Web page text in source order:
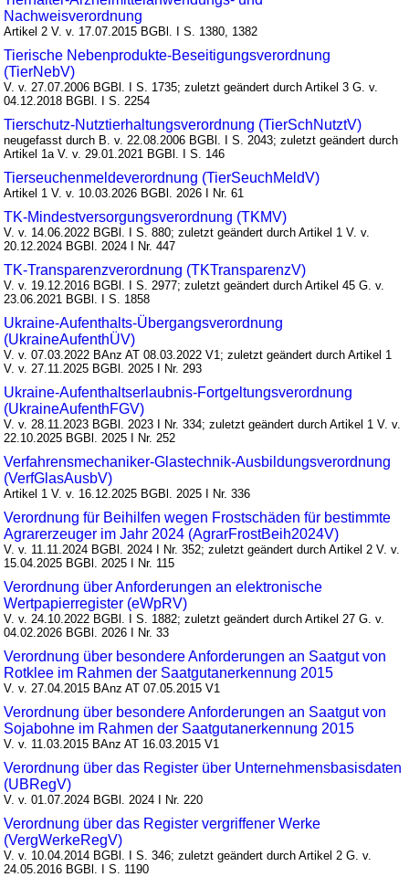
Nachweisverordnung
Artikel 2 V. v. 17.07.2015 BGBl. I S. 1380, 1382
Tierische Nebenprodukte-Beseitigungsverordnung
(TierNebV)
V. v. 27.07.2006 BGBl. I S. 1735; zuletzt geändert durch Artikel 3 G. v.
04.12.2018 BGBl. I S. 2254
Tierschutz-Nutztierhaltungsverordnung (TierSchNutztV)
neugefasst durch B. v. 22.08.2006 BGBl. I S. 2043; zuletzt geändert durch
Artikel 1a V. v. 29.01.2021 BGBl. I S. 146
Tierseuchenmeldeverordnung (TierSeuchMeldV)
Artikel 1 V. v. 10.03.2026 BGBl. 2026 I Nr. 61
TK-Mindestversorgungsverordnung (TKMV)
V. v. 14.06.2022 BGBl. I S. 880; zuletzt geändert durch Artikel 1 V. v.
20.12.2024 BGBl. 2024 I Nr. 447
TK-Transparenzverordnung (TKTransparenzV)
V. v. 19.12.2016 BGBl. I S. 2977; zuletzt geändert durch Artikel 45 G. v.
23.06.2021 BGBl. I S. 1858
Ukraine-Aufenthalts-Übergangsverordnung
(UkraineAufenthÜV)
V. v. 07.03.2022 BAnz AT 08.03.2022 V1; zuletzt geändert durch Artikel 1
V. v. 27.11.2025 BGBl. 2025 I Nr. 293
Ukraine-Aufenthaltserlaubnis-Fortgeltungsverordnung
(UkraineAufenthFGV)
V. v. 28.11.2023 BGBl. 2023 I Nr. 334; zuletzt geändert durch Artikel 1 V. v.
22.10.2025 BGBl. 2025 I Nr. 252
Verfahrensmechaniker-Glastechnik-Ausbildungsverordnung
(VerfGlasAusbV)
Artikel 1 V. v. 16.12.2025 BGBl. 2025 I Nr. 336
Verordnung für Beihilfen wegen Frostschäden für bestimmte
Agrarerzeuger im Jahr 2024 (AgrarFrostBeih2024V)
V. v. 11.11.2024 BGBl. 2024 I Nr. 352; zuletzt geändert durch Artikel 2 V. v.
15.04.2025 BGBl. 2025 I Nr. 115
Verordnung über Anforderungen an elektronische
Wertpapierregister (eWpRV)
V. v. 24.10.2022 BGBl. I S. 1882; zuletzt geändert durch Artikel 27 G. v.
04.02.2026 BGBl. 2026 I Nr. 33
Verordnung über besondere Anforderungen an Saatgut von
Rotklee im Rahmen der Saatgutanerkennung 2015
V. v. 27.04.2015 BAnz AT 07.05.2015 V1
Verordnung über besondere Anforderungen an Saatgut von
Sojabohne im Rahmen der Saatgutanerkennung 2015
V. v. 11.03.2015 BAnz AT 16.03.2015 V1
Verordnung über das Register über Unternehmensbasisdaten
(UBRegV)
V. v. 01.07.2024 BGBl. 2024 I Nr. 220
Verordnung über das Register vergriffener Werke
(VergWerkeRegV)
V. v. 10.04.2014 BGBl. I S. 346; zuletzt geändert durch Artikel 2 G. v.
24.05.2016 BGBl. I S. 1190